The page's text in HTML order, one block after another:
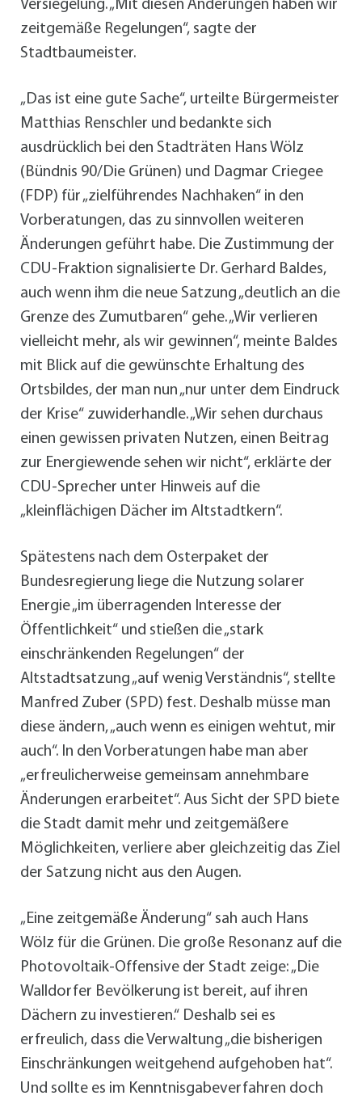
Versiegelung. „Mit diesen Änderungen haben wir
zeitgemäße Regelungen“, sagte der
Stadtbaumeister.
„Das ist eine gute Sache“, urteilte Bürgermeister
Matthias Renschler und bedankte sich
ausdrücklich bei den Stadträten Hans Wölz
(Bündnis 90/Die Grünen) und Dagmar Criegee
(FDP) für „zielführendes Nachhaken“ in den
Vorberatungen, das zu sinnvollen weiteren
Änderungen geführt habe. Die Zustimmung der
CDU-Fraktion signalisierte Dr. Gerhard Baldes,
auch wenn ihm die neue Satzung „deutlich an die
Grenze des Zumutbaren“ gehe. „Wir verlieren
vielleicht mehr, als wir gewinnen“, meinte Baldes
mit Blick auf die gewünschte Erhaltung des
Ortsbildes, der man nun „nur unter dem Eindruck
der Krise“ zuwiderhandle. „Wir sehen durchaus
einen gewissen privaten Nutzen, einen Beitrag
zur Energiewende sehen wir nicht“, erklärte der
CDU-Sprecher unter Hinweis auf die
„kleinflächigen Dächer im Altstadtkern“.
Spätestens nach dem Osterpaket der
Bundesregierung liege die Nutzung solarer
Energie „im überragenden Interesse der
Öffentlichkeit“ und stießen die „stark
einschränkenden Regelungen“ der
Altstadtsatzung „auf wenig Verständnis“, stellte
Manfred Zuber (SPD) fest. Deshalb müsse man
diese ändern, „auch wenn es einigen wehtut, mir
auch“. In den Vorberatungen habe man aber
„erfreulicherweise gemeinsam annehmbare
Änderungen erarbeitet“. Aus Sicht der SPD biete
die Stadt damit mehr und zeitgemäßere
Möglichkeiten, verliere aber gleichzeitig das Ziel
der Satzung nicht aus den Augen.
„Eine zeitgemäße Änderung“ sah auch Hans
Wölz für die Grünen. Die große Resonanz auf die
Photovoltaik-Offensive der Stadt zeige: „Die
Walldorfer Bevölkerung ist bereit, auf ihren
Dächern zu investieren.“ Deshalb sei es
erfreulich, dass die Verwaltung „die bisherigen
Einschränkungen weitgehend aufgehoben hat“.
Und sollte es im Kenntnisgabeverfahren doch